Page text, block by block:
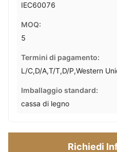
IEC60076
MOQ:
5
Termini di pagamento:
L/C,D/A,T/T,D/P,Western
Imballaggio standard:
cassa di legno
Richiedi